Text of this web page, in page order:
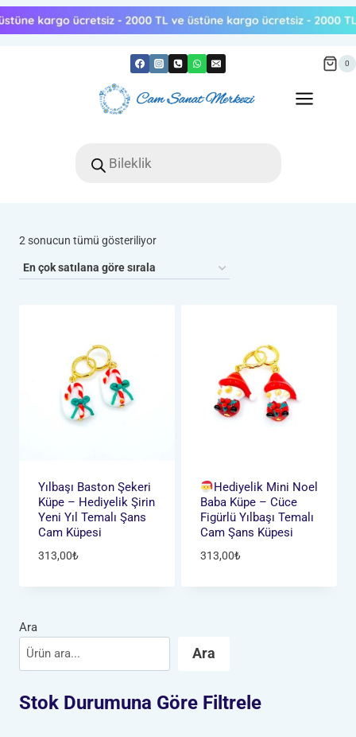
Skip
to
0
search
2 sonucun tümü gösteriliyorPopülerliğe
Yılbaşı Baston Şekeri
Küpe – Hediyelik Şirin
Yeni Yıl Temalı Şans
Cam Küpesi
313,00₺
Hediyelik Mini Noel
Baba Küpe – Cüce
Figürlü Yılbaşı Temalı
Cam Şans Küpesi
313,00₺
Ara
Ara
Stok Durumuna Göre Filtrele